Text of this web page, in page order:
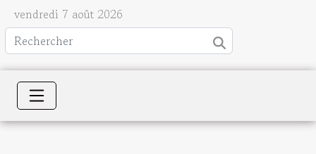
vendredi 7 août 2026